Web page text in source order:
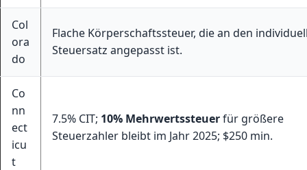
Col
ora
do
Flache Körperschaftssteuer, die an den
Steuersatz angepasst ist.
Co
nn
ect
icu
t
7.5% CIT; 10% Mehrwertssteuerfür größere
Steuerzahler bleibt im Jahr 2025; $250 min.